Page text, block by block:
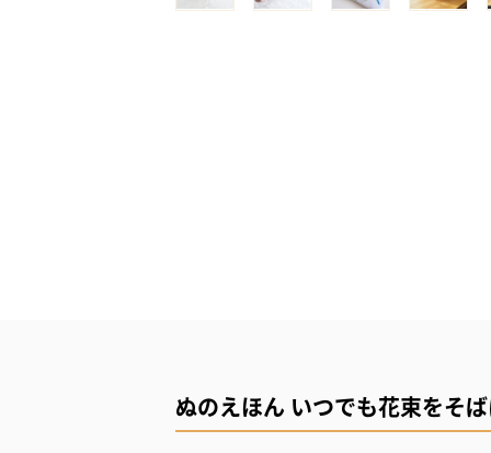
ぬのえほん いつでも花束をそ